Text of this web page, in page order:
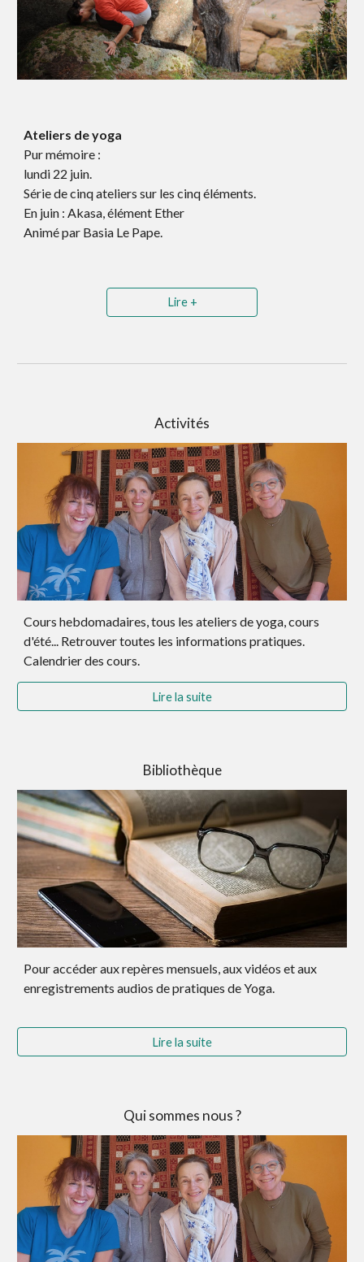
Ateliers de yoga
Pur mémoire :
lundi 22 juin.
Série de cinq ateliers sur les cinq éléments.
En juin : Akasa, élément Ether
Animé par Basia Le Pape.
Lire +
Activités
Cours hebdomadaires, tous lesateliers de yoga,cours
d'été... Retrouver toutes les informations pratiques.
Calendrier des cours.
Lire la suite
Bibliothèque
Pour accéder aux repères mensuels, aux vidéos et aux
enregistrements audios de pratiques de Yoga.
Lire la suite
Qui sommes nous ?